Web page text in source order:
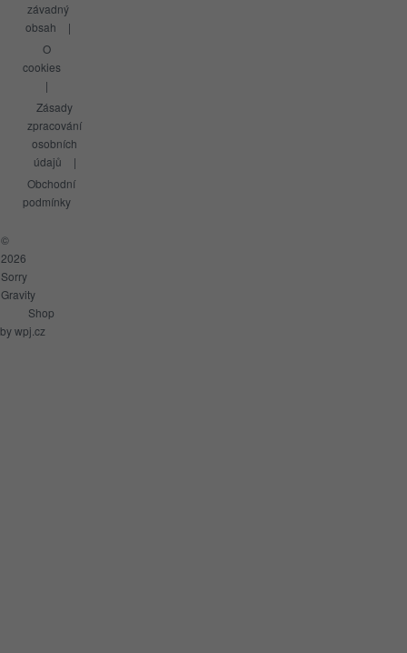
©
2026
Sorry
Gravity
závadný
obsah
O
cookies
Zásady
zpracování
osobních
údajů
Obchodní
podmínky
Shop
bywpj.cz